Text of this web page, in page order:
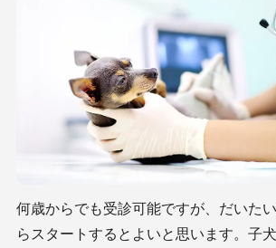
何歳からでも受診可能ですが、だいた
らスタートするとよいと思います。子